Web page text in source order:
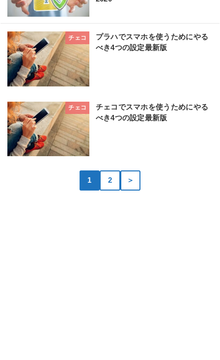
チェコ
プラハでスマホを使うためにやる
べき4つの設定最新版
チェコ
チェコでスマホを使うためにやる
べき4つの設定最新版
1 2 ＞